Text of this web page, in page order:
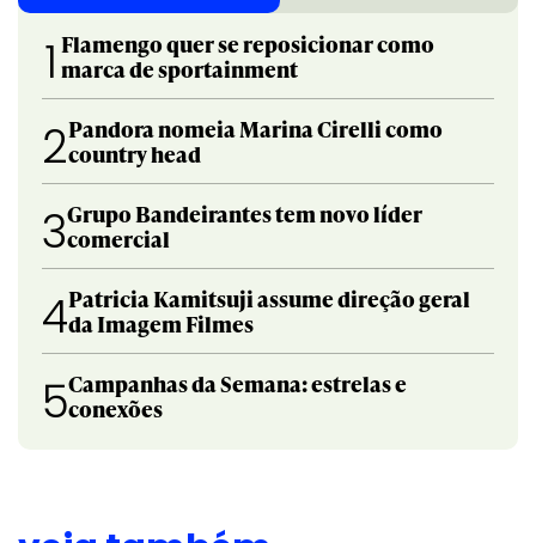
1 Flamengo quer se reposicionar como
marca de sportainment
2Pandora nomeia Marina Cirelli como
country head
3Grupo Bandeirantes tem novo líder
comercial
4Patricia Kamitsuji assume direção geral
da Imagem Filmes
5Campanhas da Semana: estrelas e
conexões